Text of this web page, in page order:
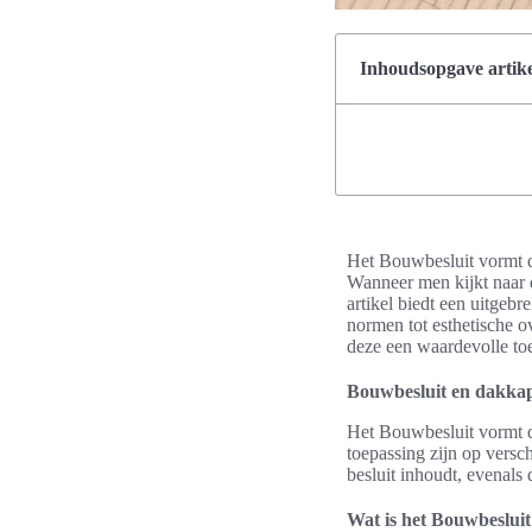
Inhoudsopgave
Het Bouwbesluit vormt
Wanneer men kijkt
artikel biedt een
normen tot esthetische
deze een waardevolle
Bouwbesluit en
Het Bouwbesluit vormt
toepassing zijn op
besluit inhoudt, evenals
Wat is het